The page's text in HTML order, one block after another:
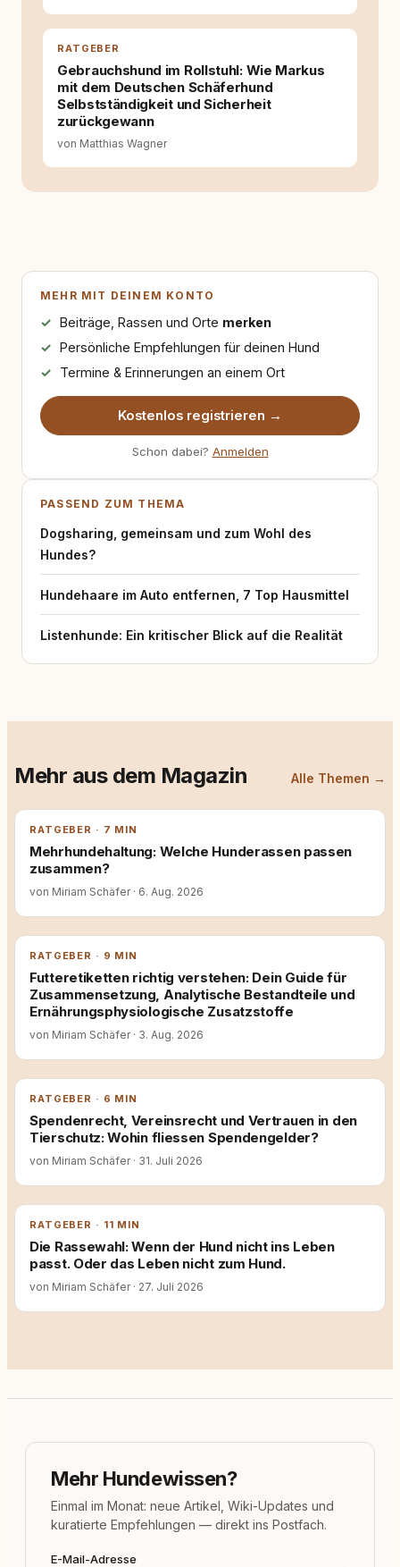
RATGEBER
Gebrauchshund im Rollstuhl: Wie Markus
mit dem Deutschen Schäferhund
Selbstständigkeit und Sicherheit
zurückgewann
von Matthias Wagner
MEHR MIT DEINEM KONTO
Beiträge, Rassen und Orte merken
Persönliche Empfehlungen für deinen Hund
Termine & Erinnerungen an einem Ort
Kostenlos registrieren →
Schon dabei? Anmelden
PASSEND ZUM THEMA
Dogsharing, gemeinsam und zum Wohl des
Hundes?
Hundehaare im Auto entfernen, 7 Top Hausmittel
Listenhunde: Ein kritischer Blick auf die Realität
Mehr aus dem Magazin Alle Themen →
RATGEBER · 7 MIN
Mehrhundehaltung: Welche Hunderassen passen
zusammen?
von Miriam Schäfer · 6. Aug. 2026
RATGEBER · 9 MIN
Futteretiketten richtig verstehen: Dein Guide für
Zusammensetzung, Analytische Bestandteile und
Ernährungsphysiologische Zusatzstoffe
von Miriam Schäfer · 3. Aug. 2026
RATGEBER · 6 MIN
Spendenrecht, Vereinsrecht und Vertrauen in den
Tierschutz: Wohin fliessen Spendengelder?
von Miriam Schäfer · 31. Juli 2026
RATGEBER · 11 MIN
Die Rassewahl: Wenn der Hund nicht ins Leben
passt. Oder das Leben nicht zum Hund.
von Miriam Schäfer · 27. Juli 2026
Mehr Hundewissen?
Einmal im Monat: neue Artikel, Wiki-Updates und
kuratierte Empfehlungen — direkt ins Postfach.
E-Mail-Adresse